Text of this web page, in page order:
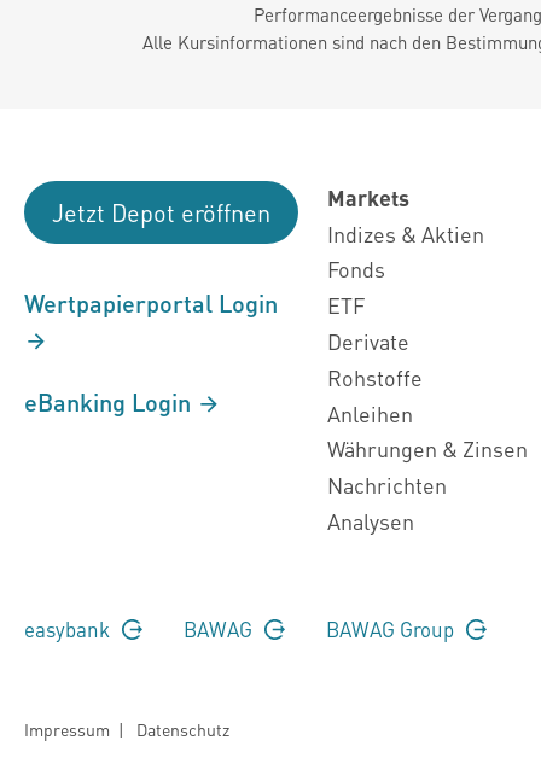
Performanceergebnisse der
Alle Kursinformationen sind nach den
Jetzt Depot eröffnen
Wertpapierportal Login
eBanking Login
Markets
Indizes & Aktien
Fonds
ETF
Derivate
Rohstoffe
Anleihen
Währungen & Zinsen
Nachrichten
Analysen
easybank BAWAG BAWAG Group
Impressum | Datenschutz